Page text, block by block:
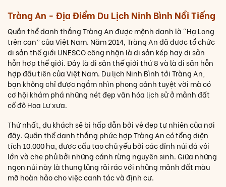
Tràng An - Địa Điểm Du Lịch Ninh Bình Nổi Tiếng
Quần thể danh thắng Tràng An được mệnh danh là “Hạ Long
trên cạn” của Việt Nam. Năm 2014, Tràng An đã được tổ chức
di sản thế giới UNESCO công nhận là di sản kép hay di sản
hỗn hợp thế giới. Đây là di sản thế giới thứ 8 và là di sản hỗn
hợp đầu tiên của Việt Nam. Du lịch Ninh Bình tới Tràng An,
bạn không chỉ được ngắm nhìn phong cảnh tuyệt vời mà có
cơ hội khám phá những nét đẹp văn hóa lịch sử ở mảnh đất
cố đô Hoa Lư xưa.
Thứ nhất, du khách sẽ bị hấp dẫn bởi vẻ đẹp tự nhiên của nơi
đây. Quần thể danh thắng phức hợp Tràng An có tổng diện
tích 10.000 ha, được cấu tạo chủ yếu bởi các đỉnh núi đá vôi
lớn và che phủ bởi những cánh rừng nguyên sinh. Giữa những
ngọn núi này là thung lũng rải rác với những mảnh đất màu
mỡ hoàn hảo cho việc canh tác và định cư.